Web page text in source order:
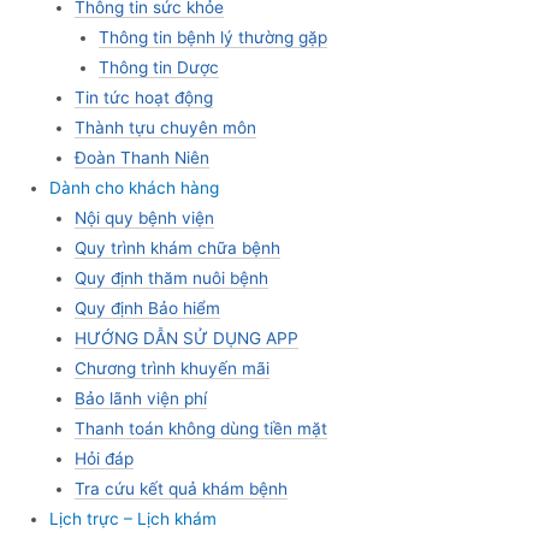
Thông tin sức khỏe
Thông tin bệnh lý thường gặp
Thông tin Dược
Tin tức hoạt động
Thành tựu chuyên môn
Đoàn Thanh Niên
Dành cho khách hàng
Nội quy bệnh viện
Quy trình khám chữa bệnh
Quy định thăm nuôi bệnh
Quy định Bảo hiểm
HƯỚNG DẪN SỬ DỤNG APP
Chương trình khuyến mãi
Bảo lãnh viện phí
Thanh toán không dùng tiền mặt
Hỏi đáp
Tra cứu kết quả khám bệnh
Lịch trực – Lịch khám